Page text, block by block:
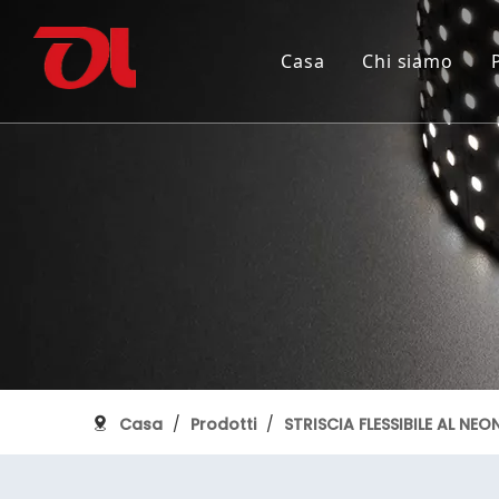
Casa Chi siamo
Casa / Prodotti / STRISCIA FLESSIBILE AL